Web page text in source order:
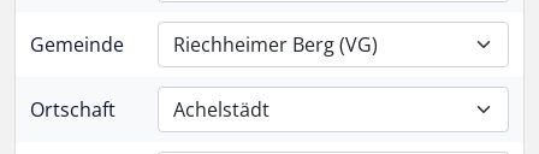
Gemeinde Riechheimer Berg (VG)
Ortschaft Achelstädt